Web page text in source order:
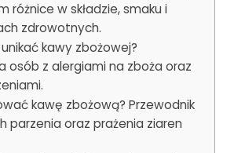
różnice w składzie, smaku i
zdrowotnych.
kawy zbożowej?
osób z alergiami na zboża oraz
kawę zbożową? Przewodnik
parzenia oraz prażenia ziaren